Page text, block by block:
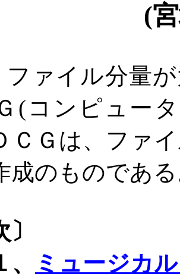
(
ファイル分量
( コンピュー
ＣＧは、ファ
成のものであ
ミュージカ